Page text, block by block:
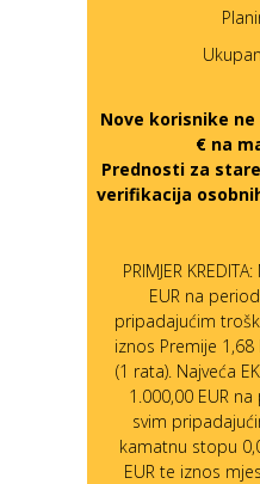
Nove korisnike
€ na
Prednosti za
verifikacija
PRIMJER
EUR na
pripadajućim
iznos Premije 1,68
(1 rata). Najveća
1.000,00 EUR
svim
kamatnu stopu
EUR te iznos